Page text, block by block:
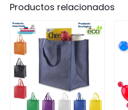
Productos relacionados